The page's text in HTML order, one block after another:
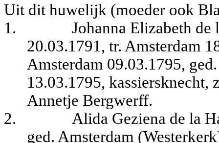
Uit dit huwelijk (moeder ook
1.
Johanna Elizabeth
20.03.1791, tr. Amsterdam
Amsterdam 09.03.1795,
13.03.1795, kassiersknecht,
Annetje Bergwerff.
2.
Alida Geziena de la
ged. Amsterdam